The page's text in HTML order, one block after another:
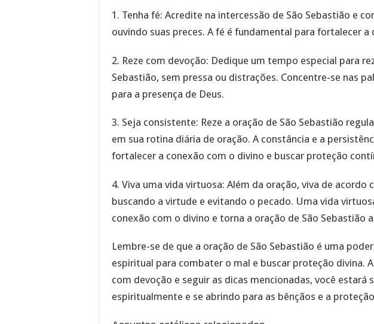
1. Tenha fé: Acredite na intercessão de São Sebastião e
ouvindo suas preces. A fé é fundamental para fortalecer a
2. Reze com devoção: Dedique um tempo especial para
Sebastião, sem pressa ou distrações. Concentre-se nas
para a presença de Deus.
3. Seja consistente: Reze a oração de São Sebastião
em sua rotina diária de oração. A constância e a
fortalecer a conexão com o divino e buscar proteção
4. Viva uma vida virtuosa: Além da oração, viva de acordo
buscando a virtude e evitando o pecado. Uma vida
conexão com o divino e torna a oração de São Sebastião
Lembre-se de que a oração de São Sebastião é uma
espiritual para combater o mal e buscar proteção divina.
com devoção e seguir as dicas mencionadas, você estará
espiritualmente e se abrindo para as bênçãos e a